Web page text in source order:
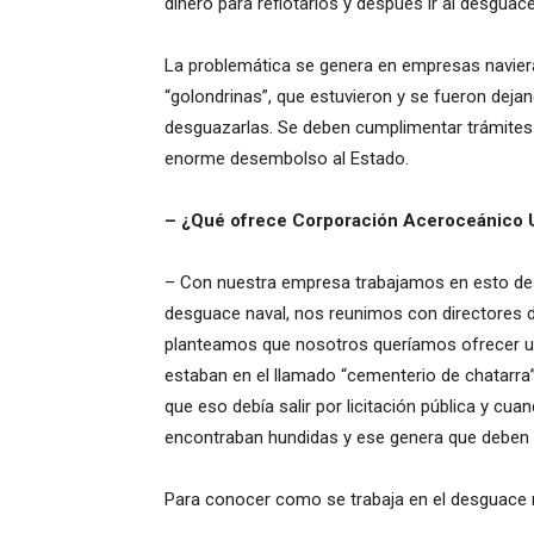
La problemática se genera en empresas
“golondrinas”, que estuvieron y se fueron
desguazarlas. Se deben cumplimentar
enorme desembolso al Estado.
– ¿Qué ofrece Corporación Aceroceánico
– Con nuestra empresa trabajamos en esto
desguace naval, nos reunimos con directores
planteamos que nosotros queríamos ofrecer
estaban en el llamado “cementerio de
que eso debía salir por licitación pública y
encontraban hundidas y ese genera que
Para conocer como se trabaja en el desguace